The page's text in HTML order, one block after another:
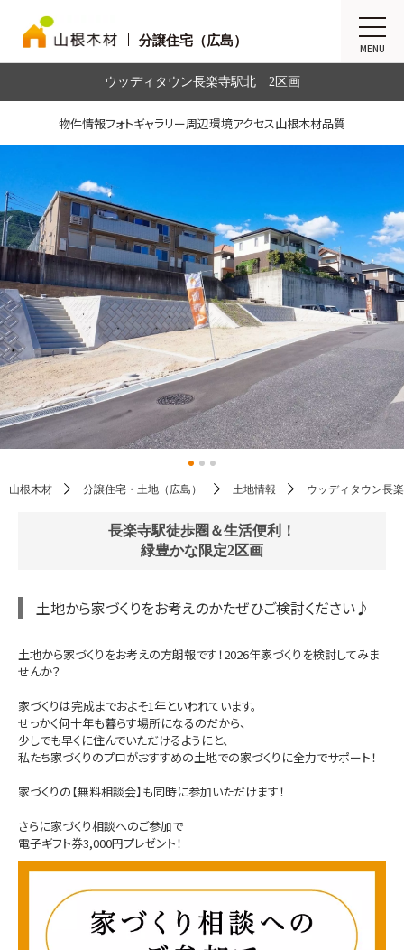
分譲住宅（広島）
MENU
ウッディタウン長楽寺駅北 2区画
物件情報フォトギャラリー周辺環境アクセス山根木材品質
山根木材 分譲住宅・土地（広島） 土地情報 ウッディタウン長
長楽寺駅徒歩圏＆生活便利！
緑豊かな限定2区画
土地から家づくりをお考えのかたぜひご検討ください♪
土地から家づくりをお考えの方朗報です！2026年家づくりを検討してみま
せんか？
家づくりは完成までおよそ1年といわれています。
せっかく何十年も暮らす場所になるのだから、
少しでも早くに住んでいただけるようにと、
私たち家づくりのプロがおすすめの土地での家づくりに全力でサポート！
家づくりの【無料相談会】も同時に参加いただけます！
さらに家づくり相談へのご参加で
電子ギフト券3,000円プレゼント！